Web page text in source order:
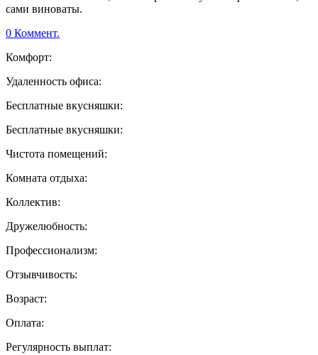
сами виноваты.
0 Коммент.
Комфорт:
Удаленность офиса:
Бесплатные вкусняшки:
Бесплатные вкусняшки:
Чистота помещений:
Комната отдыха:
Коллектив:
Дружелюбность:
Профессионализм:
Отзывчивость:
Возраст:
Оплата:
Регулярность выплат: